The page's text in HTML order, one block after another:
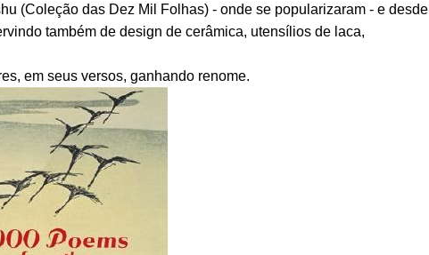
(Coleção das Dez Mil Folhas) - onde se popularizaram - e desde
também de design de cerâmica, utensílios de laca,
em seus versos, ganhando renome.